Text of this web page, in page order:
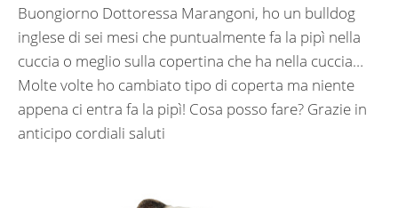
Buongiorno Dottoressa Marangoni, ho un bulldog
inglese di sei mesi che puntualmente fa la pipì nella
cuccia o meglio sulla copertina che ha nella cuccia…
Molte volte ho cambiato tipo di coperta ma niente
appena ci entra fa la pipì! Cosa posso fare? Grazie in
anticipo cordiali saluti